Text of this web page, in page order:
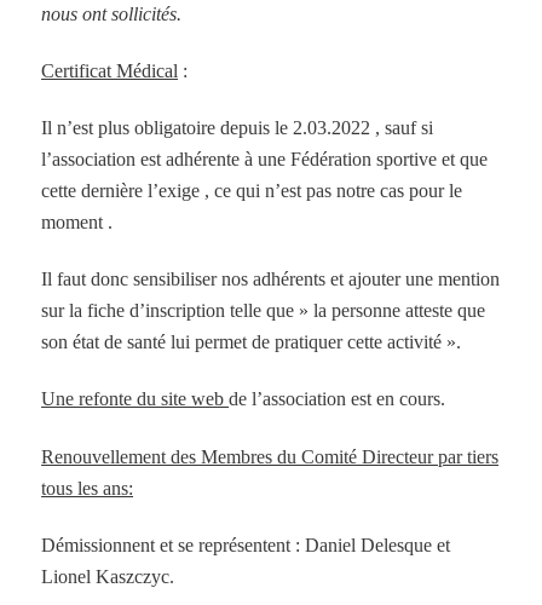
nous ont sollicités.
Certificat Médical :
Il n’est plus obligatoire depuis le 2.03.2022 , sauf si
l’association est adhérente à une Fédération sportive et que
cette dernière l’exige , ce qui n’est pas notre cas pour le
moment .
Il faut donc sensibiliser nos adhérents et ajouter une mention
sur la fiche d’inscription telle que » la personne atteste que
son état de santé lui permet de pratiquer cette activité ».
Une refonte du site webde l’association est en cours.
Renouvellement des Membres du Comité Directeur par tiers
tous les ans:
Démissionnent et se représentent : Daniel Delesque et
Lionel Kaszczyc.